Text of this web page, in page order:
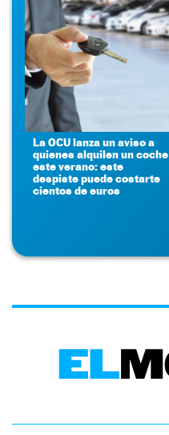
La OCU lanza un aviso a
quienes alquilen un coche
este verano: este
despiste puede costarte
cientos de euros